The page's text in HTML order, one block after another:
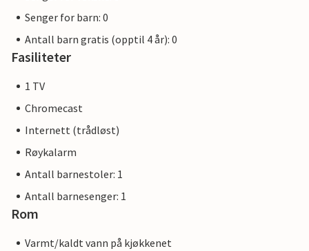
Senger for barn: 0
Antall barn gratis (opptil 4 år): 0
Fasiliteter
1 TV
Chromecast
Internett (trådløst)
Røykalarm
Antall barnestoler: 1
Antall barnesenger: 1
Rom
Varmt/kaldt vann på kjøkkenet